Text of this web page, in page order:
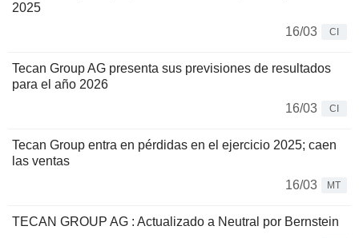
2025
16/03
CI
Tecan Group AG presenta sus previsiones de resultados
para el año 2026
16/03
CI
Tecan Group entra en pérdidas en el ejercicio 2025; caen
las ventas
16/03
MT
TECAN GROUP AG : Actualizado a Neutral por Bernstein